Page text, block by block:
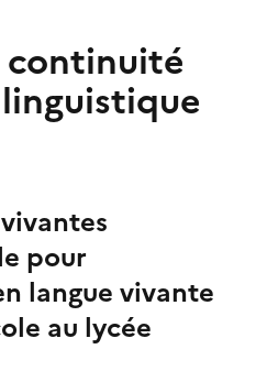
continuité
pour
langue vivante
au lycée